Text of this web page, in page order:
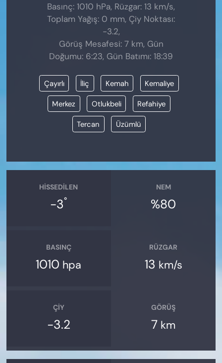
Basınç: 1010 hPa, Rüzgar: 13 km/s,
Toplam Yağış: 0 mm, Çiy Noktası:
-3.2,
Görüş Mesafesi: 7 km, Gün
Doğumu: 6:23, Gün Batımı: 18:39
Çayırlı İliç Kemah Kemaliye
Merkez Otlukbeli Refahiye
Tercan Üzümlü
HISSEDILEN
-3°
NEM
%80
BASINÇ
1010 hpa
RÜZGAR
13 km/s
ÇIY
-3.2
GÖRÜŞ
7 km